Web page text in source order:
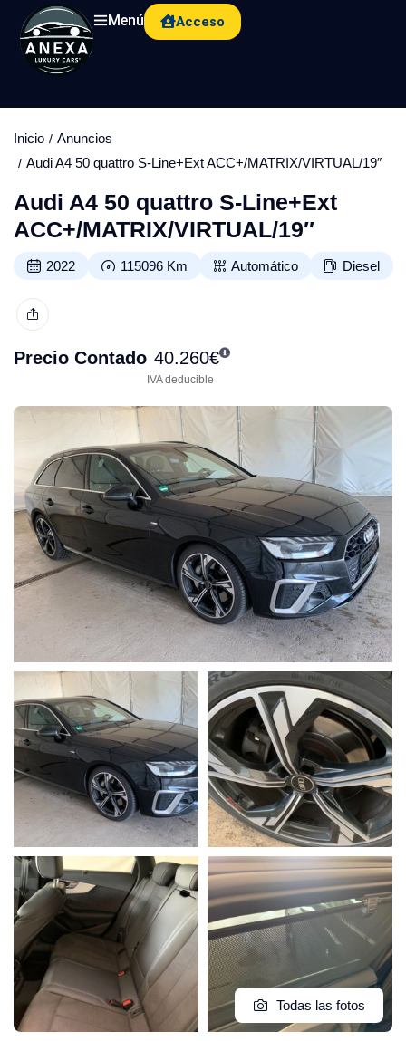
Menú Acceso
Inicio
Anuncios
Audi A4 50 quattro S-Line+Ext ACC+/MATRIX/VIRTUAL/19″
Audi A4 50 quattro S-Line+Ext
ACC+/MATRIX/VIRTUAL/19″
2022 115096 Km Automático Diesel
Precio Contado 40.260€
IVA deducible
Todas las fotos